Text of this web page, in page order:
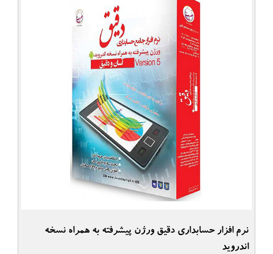
نرم افزار حسابداری دقیق ورژن پیشرفته به همراه نسخه
اندروید